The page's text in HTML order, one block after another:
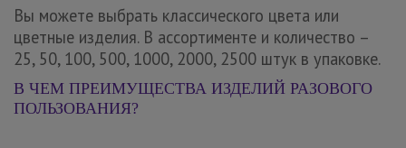
Вы можете выбрать классического цвета или
цветные изделия. В ассортименте и количество –
25, 50, 100, 500, 1000, 2000, 2500 штук в упаковке.
В ЧЕМ ПРЕИМУЩЕСТВА ИЗДЕЛИЙ РАЗОВОГО
ПОЛЬЗОВАНИЯ?